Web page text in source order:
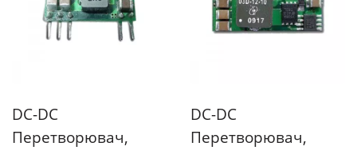
DC-DC
Перетворювач,
DC-DC
Перетворювач,